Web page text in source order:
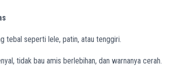
tebal seperti lele, patin, atau tenggiri.
tidak bau amis berlebihan, dan warnanya cerah.